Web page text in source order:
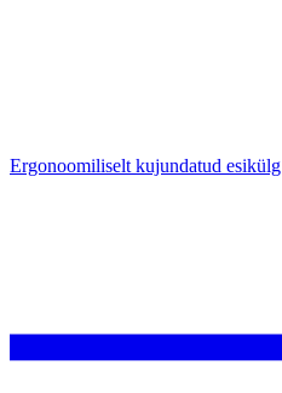
Ergonoomiliselt kujundatud esikülg